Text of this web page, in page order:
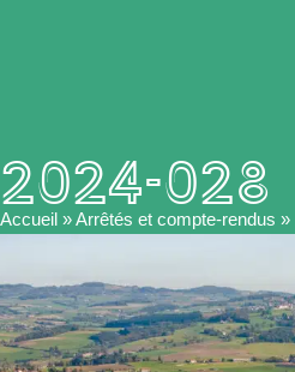
2024-028
Accueil »Arrêtés et compte-rendus »